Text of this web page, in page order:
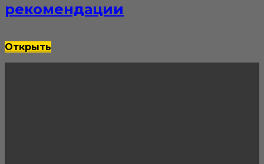
рекомендации
Открыть